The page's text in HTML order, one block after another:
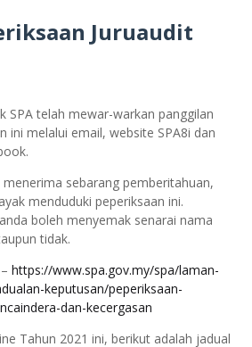
Juruaudit
SPA telah mewar-warkan panggilan
ini melalui email, website SPA8i dan
menerima sebarang pemberitahuan,
menduduki peperiksaan ini.
boleh menyemak senarai nama
tidak.
https://www.spa.gov.my/spa/laman-
keputusan/peperiksaan-
dan-kecergasan
Tahun 2021 ini, berikut adalah jadual